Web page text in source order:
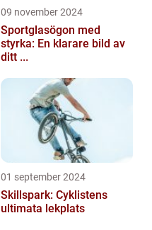
09 november 2024
Sportglasögon med
styrka: En klarare bild av
ditt ...
01 september 2024
Skillspark: Cyklistens
ultimata lekplats